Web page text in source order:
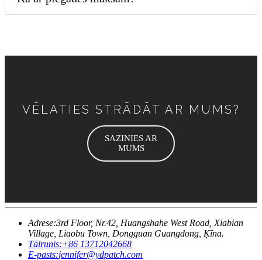
VĒLATIES STRĀDĀT AR MUMS?
SAZINIES AR
MUMS
Adrese:3rd Floor, Nr.42, Huangshahe West Road, Xiabian
Village, Liaobu Town, Dongguan Guangdong, Ķīna.
Tālrunis:+86 13712042668
E-pasts:jennifer@ydpatch.com